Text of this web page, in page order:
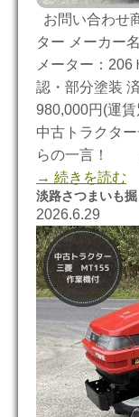
お問い合わせ
ター メーカー
メーター：
認・部分塗装
980,000円(運
中古トラクタ
らの一言
→ 続きを読む
淡路さつまいも
2026.6.29